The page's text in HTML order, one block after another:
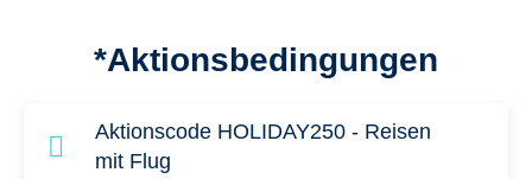
*Aktionsbedingungen
Aktionscode HOLIDAY250 - Reisen
mit Flug